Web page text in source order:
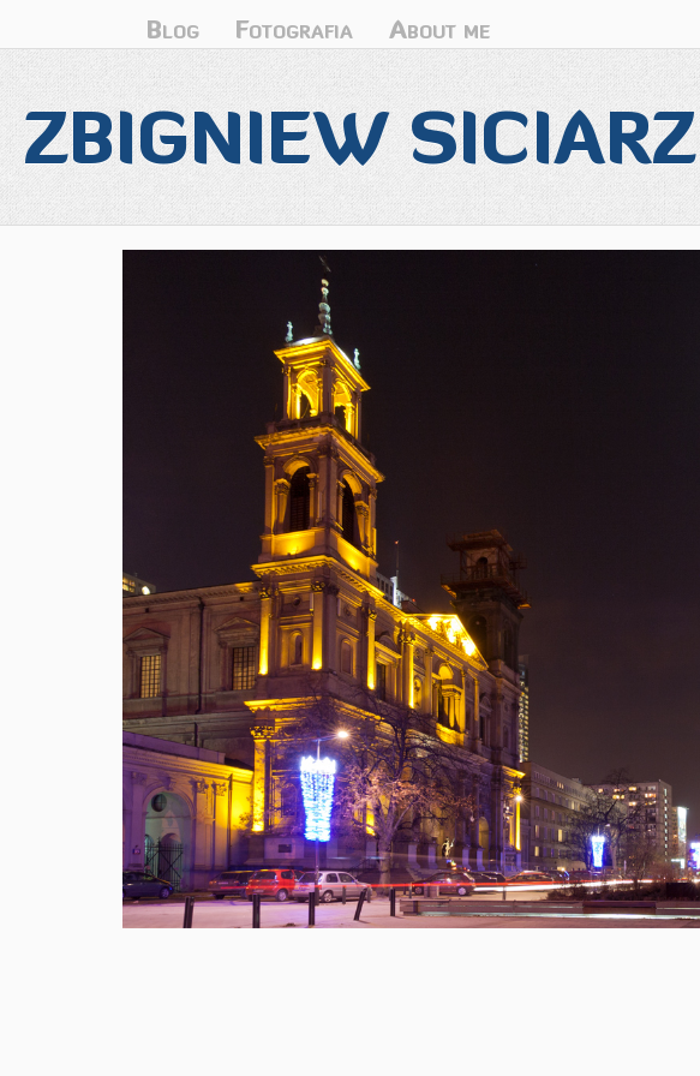
Blog Fotografia About me
ZBIGNIEW SICIARZ